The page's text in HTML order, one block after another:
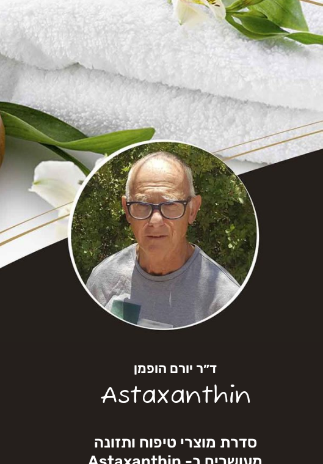
ד״ר יורם הופמן
Astaxanthin
סדרת מוצרי טיפוח ותזונה